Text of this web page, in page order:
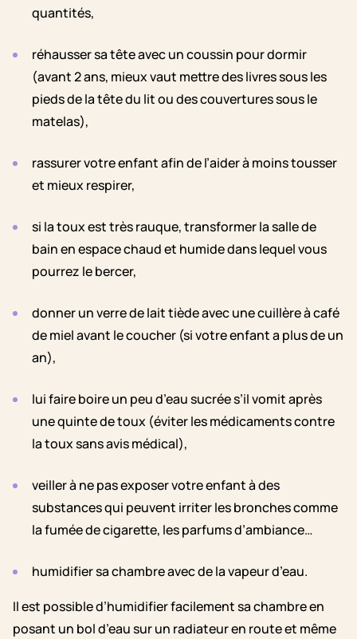
quantités,
réhausser sa tête avec un coussin pour dormir
(avant 2 ans, mieux vaut mettre des livres sous les
pieds de la tête du lit ou des couvertures sous le
matelas),
rassurer votre enfant afin de l’aider à moins tousser
et mieux respirer,
si la toux est très rauque, transformer la salle de
bain en espace chaud et humide dans lequel vous
pourrez le bercer,
donner un verre de lait tiède avec une cuillère à café
de miel avant le coucher (si votre enfant a plus de un
an),
lui faire boire un peu d’eau sucrée s’il vomit après
une quinte de toux (éviter les médicaments contre
la toux sans avis médical),
veiller à ne pas exposer votre enfant à des
substances qui peuvent irriter les bronches comme
la fumée de cigarette, les parfums d’ambiance…
humidifier sa chambre avec de la vapeur d’eau.
Il est possible d’humidifier facilement sa chambre en
posant un bol d’eau sur un radiateur en route et même